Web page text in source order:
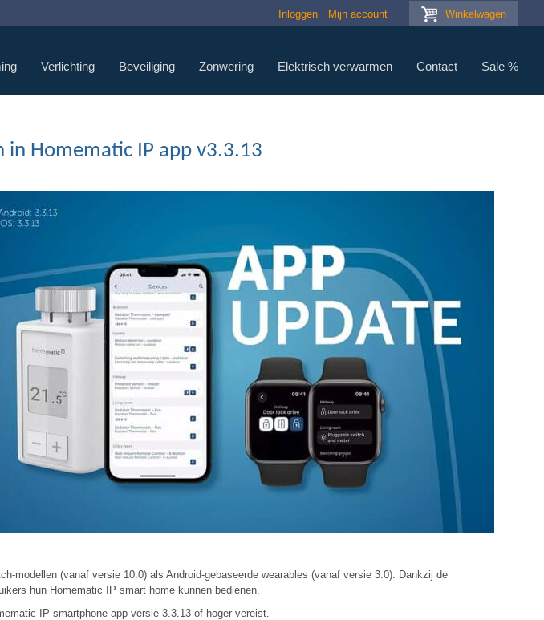
Winkelwagen
Inloggen Mijn account
Verlichting Beveiliging Zonwering Elektrisch verwarmen Contact Sale %
Homematic IP app v3.3.13
modellen (vanaf versie 10.0) als Android-gebaseerde wearables (vanaf versie 3.0). Dankzij de
hun Homematic IP smart home kunnen bedienen.
IP smartphone app versie 3.3.13 of hoger vereist.